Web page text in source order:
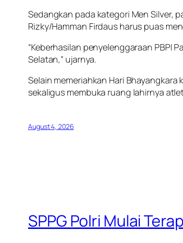
Sedangkan pada kategori Men Silver,
Rizky/Hamman Firdaus harus puas
“Keberhasilan penyelenggaraan PBPI
Selatan,” ujarnya.
Selain memeriahkan Hari
sekaligus membuka ruang lahirnya
August 4, 2026
SPPG Polri Mulai